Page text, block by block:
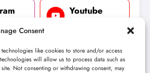
Consent
like cookies to store and/or access
will allow us to process data such as
Not consenting or withdrawing consent, may
Youtube